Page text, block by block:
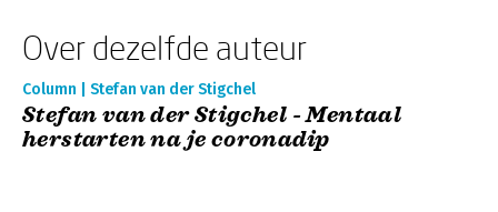
Over dezelfde auteur
Column | Stefan van der Stigchel
Stefan van der Stigchel - Mentaal
herstarten na je coronadip